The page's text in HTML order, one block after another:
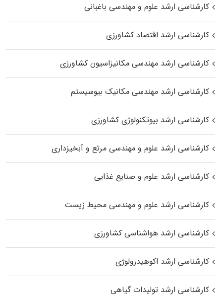
کارشناسی ارشد علوم و مهندسی باغبانی
کارشناسی ارشد اقتصاد کشاورزی
کارشناسی ارشد مهندسی مکانیزاسیون کشاورزی
کارشناسی ارشد مهندسی مکانیک بیوسیستم
کارشناسی ارشد بیوتکنولوژی کشاورزی
کارشناسی ارشد علوم و مهندسی مرتع و آبخیزداری
کارشناسی ارشد علوم و صنایع غذایی
کارشناسی ارشد علوم و مهندسی محیط زیست
کارشناسی ارشد هواشناسی کشاورزی
کارشناسی ارشد اکوهیدرولوژی
کارشناسی ارشد تولیدات گیاهی